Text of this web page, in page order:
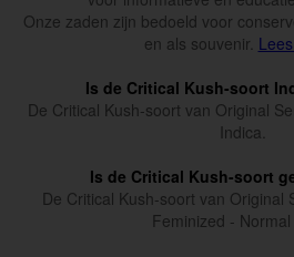
Onze zaden zijn bedoeld voor
en als souvenir.
Is de Critical Kush-soort
De Critical Kush-soort van Original
Indica.
Is de Critical Kush-soort
De Critical Kush-soort van Original
Feminized -